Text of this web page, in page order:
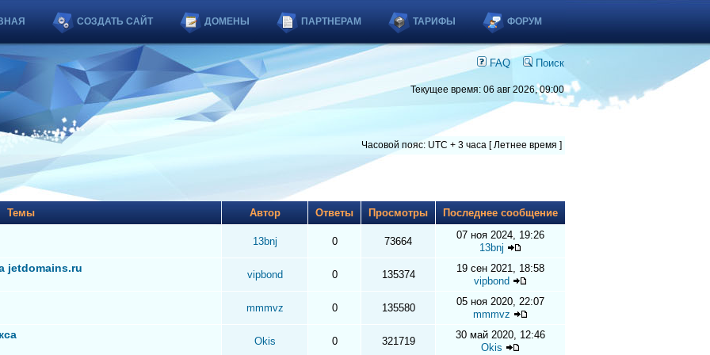
СОЗДАТЬ САЙТ ДОМЕНЫ ПАРТНЕРАМ ТАРИФЫ ФОРУМ
FAQ Поиск
Текущее время: 06 авг 2026, 09:00
Часовой пояс: UTC + 3 часа [ Летнее время ]
Темы Автор Ответы Просмотры Последнее сообщение
13bnj 0 73664
07 ноя 2024, 19:26
13bnj
jetdomains.ru
vipbond 0 135374
19 сен 2021, 18:58
vipbond
mmmvz 0 135580
05 ноя 2020, 22:07
mmmvz
Okis 0 321719
30 май 2020, 12:46
Okis